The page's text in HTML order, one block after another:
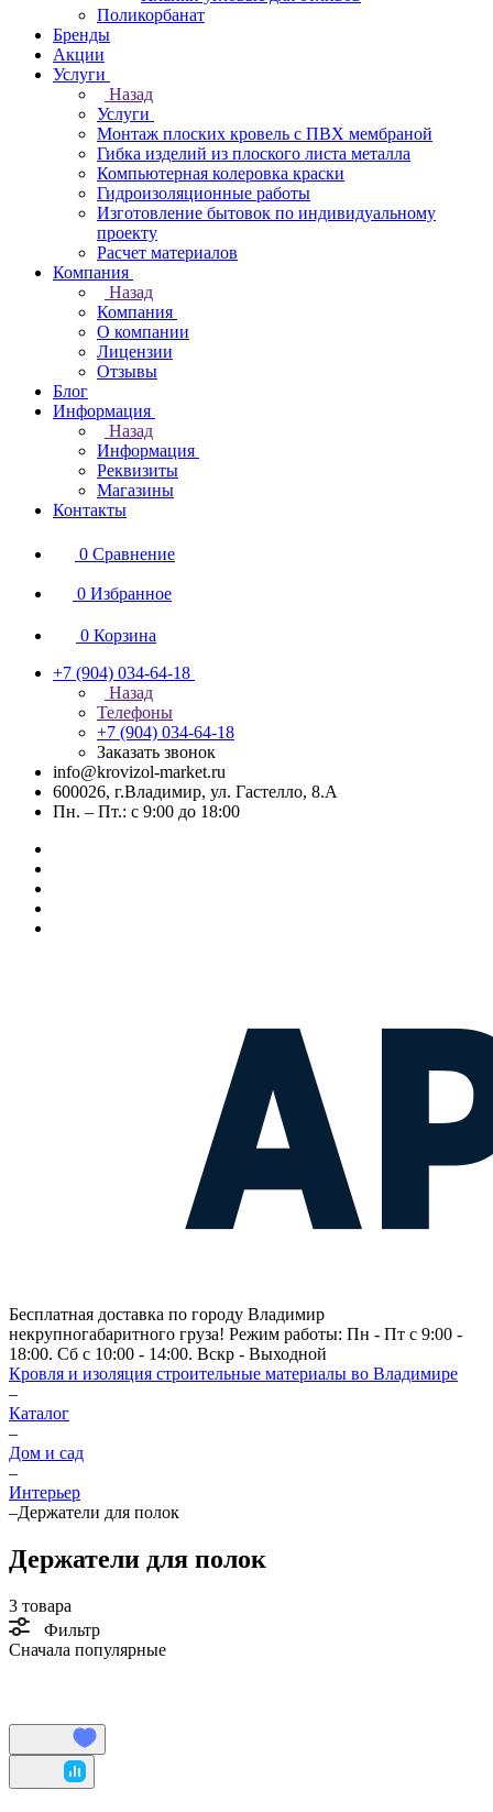
Поликорбанат
Бренды
Акции
Услуги
Назад
Услуги
Монтаж плоских кровель с ПВХ мембраной
Гибка изделий из плоского листа металла
Компьютерная колеровка краски
Гидроизоляционные работы
Изготовление бытовок по индивидуальному
проекту
Расчет материалов
Компания
Назад
Компания
О компании
Лицензии
Отзывы
Блог
Информация
Назад
Информация
Реквизиты
Магазины
Контакты
0 Сравнение
0 Избранное
0 Корзина
+7 (904) 034-64-18
Назад
Телефоны
+7 (904) 034-64-18
Заказать звонок
info@krovizol-market.ru
600026, г.Владимир, ул. Гастелло, 8.А
Пн. – Пт.: с 9:00 до 18:00
Бесплатная доставка по городу Владимир
некрупногабаритного груза! Режим работы: Пн - Пт с 9:00 -
18:00. Сб с 10:00 - 14:00. Вскр - Выходной
Кровля и изоляция строительные материалы во Владимире
–
Каталог
–
Дом и сад
–
Интерьер
–Держатели для полок
Держатели для полок
3 товара
Фильтр
Сначала популярные